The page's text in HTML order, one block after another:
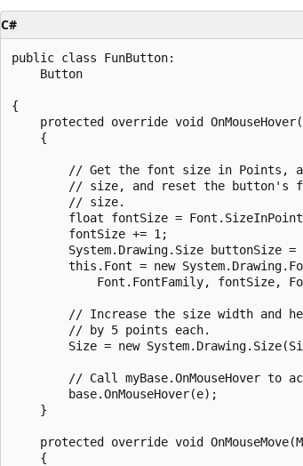
C#
public class FunButton:
    Button
{
protected override void
    {
// Get the font size in Points,
// size, and reset the button's
        // size.
float fontSize =
        fontSize += 1;
System.Drawing.Size buttonSize =
this.Font = new
Font.FontFamily, fontSize,
// Increase the size width and
        // by 5 points each.
Size = new
// Call myBase.OnMouseHover to
        base.OnMouseHover(e);
    }
protected override void
    {